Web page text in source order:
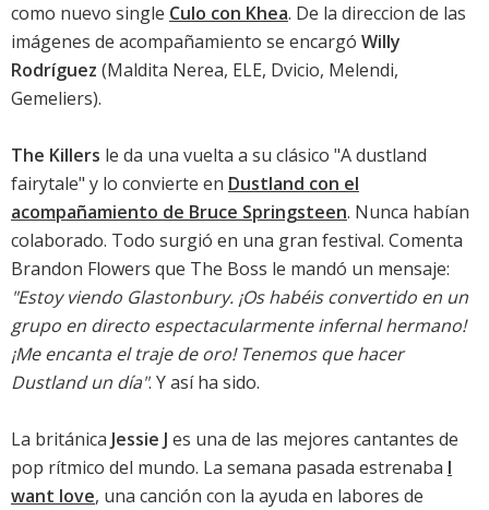
como nuevo single Culo con Khea. De la direccion de las
imágenes de acompañamiento se encargó Willy
Rodríguez (Maldita Nerea, ELE, Dvicio, Melendi,
Gemeliers).
The Killers le da una vuelta a su clásico "A dustland
fairytale" y lo convierte en Dustland con el
acompañamiento de Bruce Springsteen. Nunca habían
colaborado. Todo surgió en una gran festival. Comenta
Brandon Flowers que The Boss le mandó un mensaje:
"Estoy viendo Glastonbury. ¡Os habéis convertido en un
grupo en directo espectacularmente infernal hermano!
¡Me encanta el traje de oro! Tenemos que hacer
Dustland un día". Y así ha sido.
La británica Jessie J es una de las mejores cantantes de
pop rítmico del mundo. La semana pasada estrenaba I
want love, una canción con la ayuda en labores de